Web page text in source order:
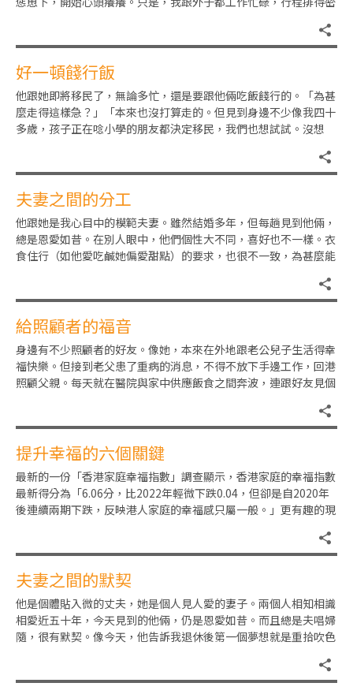
好一頓餞行飯
他跟她即將移民了，無論多忙，還是要跟他倆吃飯餞行的。「為甚
麼走得這樣急？」「本來也沒打算走的。但見到身邊不少像我四十
多歲，孩子正在唸小學的朋友都決定移民，我們也想試試。沒想
夫妻之間的分工
他跟她是我心目中的模範夫妻。雖然結婚多年，但每趟見到他倆，
總是恩愛如昔。在別人眼中，他們個性大不同，喜好也不一樣。衣
食住行（如他愛吃鹹她偏愛甜點）的要求，也很不一致，為甚麼能
給照顧者的福音
身邊有不少照顧者的好友。像她，本來在外地跟老公兒子生活得幸
福快樂。但接到老父患了重病的消息，不得不放下手邊工作，回港
照顧父親。每天就在醫院與家中供應飯食之間奔波，連跟好友見個
提升幸福的六個關鍵
最新的一份「香港家庭幸福指數」調查顯示，香港家庭的幸福指數
最新得分為「6.06分，比2022年輕微下跌0.04，但卻是自2020年
後連續兩期下跌，反映港人家庭的幸福感只屬一般。」更有趣的現
夫妻之間的默契
他是個體貼入微的丈夫，她是個人見人愛的妻子。兩個人相知相識
相愛近五十年，今天見到的他倆，仍是恩愛如昔。而且總是夫唱婦
隨，很有默契。像今天，他告訴我退休後第一個夢想就是重拾吹色